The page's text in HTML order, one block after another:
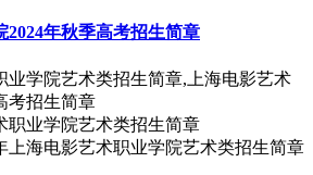
2024年秋季高考招生简章
业学院艺术类招生简章,上海电影艺术
考招生简章
上海电影艺术职业学院艺术类招生简章